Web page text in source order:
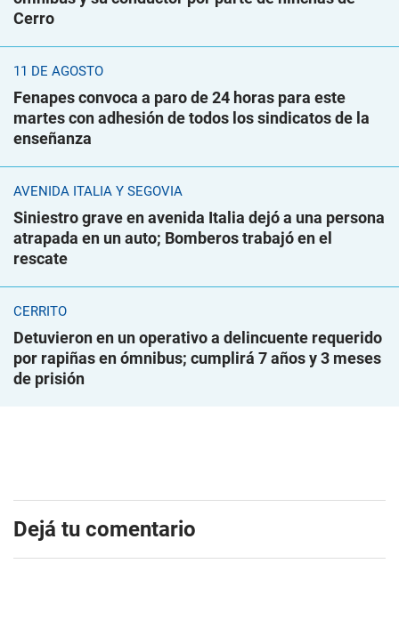
Cerro
11 DE AGOSTO
Fenapes convoca a paro de 24 horas para este
martes con adhesión de todos los sindicatos de la
enseñanza
AVENIDA ITALIA Y SEGOVIA
Siniestro grave en avenida Italia dejó a una persona
atrapada en un auto; Bomberos trabajó en el
rescate
CERRITO
Detuvieron en un operativo a delincuente requerido
por rapiñas en ómnibus; cumplirá 7 años y 3 meses
de prisión
Dejá tu comentario